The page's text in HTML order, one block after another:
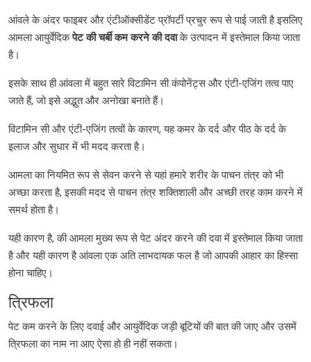
आंवले के अंदर फाइबर और एंटीऑक्सीडेंट प्रॉपर्टी प्रचुर रूप से पाई जाती है इसलिए
आमला आयुर्वेदिकपेट की चर्बी कम करने की दवाके उत्पादन में इस्तेमाल किया जाता
है।
इसके साथ ही आंवला में बहुत सारे विटामिन सी कंपोनेंट्स और एंटी-एजिंग तत्व पाए
जाते हैं, जो इसे अद्भुत और अनोखा बनाते हैं।
विटामिन सी और एंटी-एजिंग तत्वों के कारण, यह कमर के दर्द और पीठ के दर्द के
इलाज और सुधार में भी मदद करता है।
आमला का नियमित रूप से सेवन करने से यहां हमारे शरीर के पाचन तंत्र को भी
अच्छा करता है, इसकी मदद से पाचन तंत्र शक्तिशाली और अच्छी तरह काम करने में
समर्थ होता है।
यही कारण है, की आमला मुख्य रूप से पेट अंदर करने की दवा में इस्तेमाल किया जाता
है और यही कारण है आंवला एक अति लाभदायक फल है जो आपकी आहार का हिस्सा
होना चाहिए।
त्रिफला
पेट कम करने के लिए दवाई और आयुर्वेदिक जड़ी बूटियों की बात की जाए और उसमें
त्रिफला का नाम ना आए ऐसा हो ही नहीं सकता।